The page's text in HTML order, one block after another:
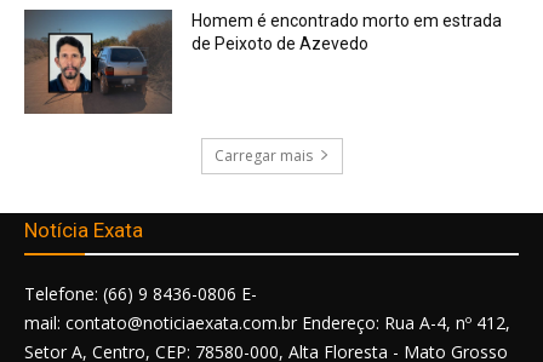
Homem é encontrado morto em estrada
de Peixoto de Azevedo
Carregar mais
Notícia Exata
Telefone: (66) 9 8436-0806 E-
mail: contato@noticiaexata.com.br Endereço: Rua A-4, nº 412,
Setor A, Centro, CEP: 78580-000, Alta Floresta - Mato Grosso